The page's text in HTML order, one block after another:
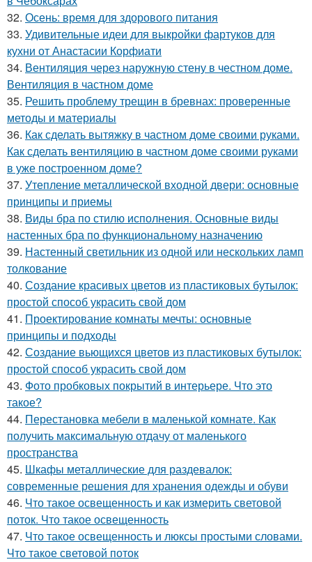
32. Осень: время для здорового питания
33. Удивительные идеи для выкройки фартуков для
кухни от Анастасии Корфиати
34. Вентиляция через наружную стену в честном доме.
Вентиляция в частном доме
35. Решить проблему трещин в бревнах: проверенные
методы и материалы
36. Как сделать вытяжку в частном доме своими руками.
Как сделать вентиляцию в частном доме своими руками
в уже построенном доме?
37. Утепление металлической входной двери: основные
принципы и приемы
38. Виды бра по стилю исполнения. Основные виды
настенных бра по функциональному назначению
39. Настенный светильник из одной или нескольких ламп
толкование
40. Создание красивых цветов из пластиковых бутылок:
простой способ украсить свой дом
41. Проектирование комнаты мечты: основные
принципы и подходы
42. Создание вьющихся цветов из пластиковых бутылок:
простой способ украсить свой дом
43. Фото пробковых покрытий в интерьере. Что это
такое?
44. Перестановка мебели в маленькой комнате. Как
получить максимальную отдачу от маленького
пространства
45. Шкафы металлические для раздевалок:
современные решения для хранения одежды и обуви
46. Что такое освещенность и как измерить световой
поток. Что такое освещенность
47. Что такое освещенность и люксы простыми словами.
Что такое световой поток